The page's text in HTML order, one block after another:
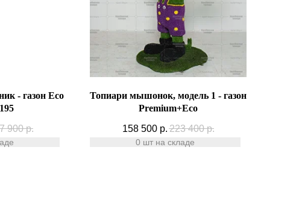
- газон Eco
900 р.
Топиари мышонок, модель 1 - газон
Premium+Есо
158 500 р. 223 400 р.